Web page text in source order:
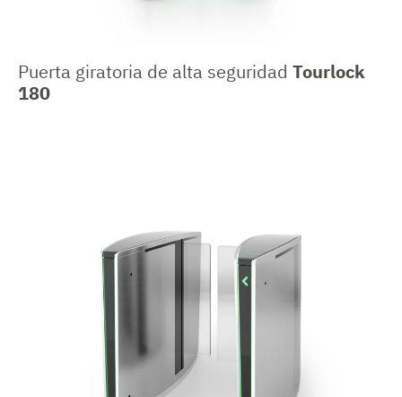
Puerta giratoria de alta seguridad Tourlock
180